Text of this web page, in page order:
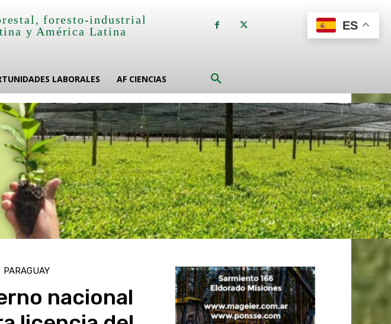
foresto-industrial
y América Latina
LABORALES AF CIENCIAS
PARAGUAY
nacional
ES